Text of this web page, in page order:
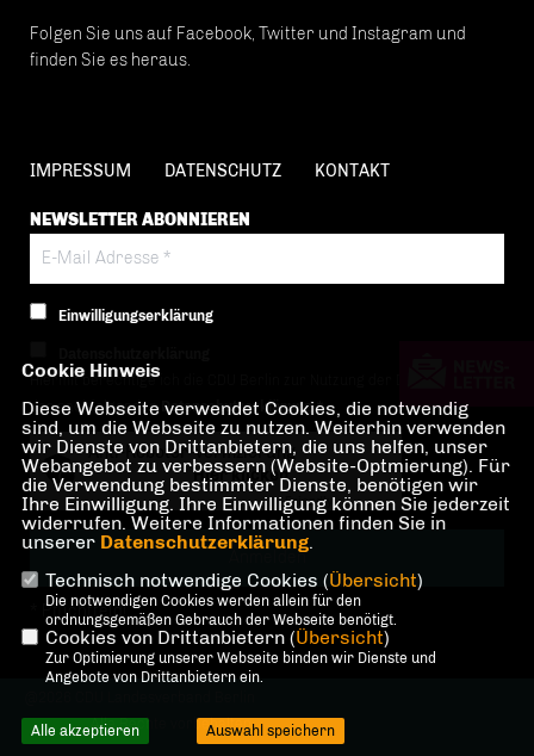
Folgen Sie uns auf Facebook, Twitter und Instagram und
finden Sie es heraus.
IMPRESSUM DATENSCHUTZ KONTAKT
NEWSLETTER ABONNIEREN
Einwilligungserklärung
Hiermit berechtige ich die CDU Berlin zur Nutzung der Daten im Sinn
der nachfolgenden Datenschutzerklärung.*
Anti-Roboter-Verifizierung
Hier klicken
Friendly Captcha ⇗
* Pflichtfeld!
Alle Rechte vorbehalten.
Cookie Hinweis
Diese Webseite verwendet Cookies, die notwendig
sind, um die Webseite zu nutzen. Weiterhin verwenden
wir Dienste von Drittanbietern, die uns helfen, unser
Webangebot zu verbessern (Website-Optmierung). Für
die Verwendung bestimmter Dienste, benötigen wir
Ihre Einwilligung. Ihre Einwilligung können Sie jederzeit
widerrufen. Weitere Informationen finden Sie in
unserer Datenschutzerklärung.
Technisch notwendige Cookies (Übersicht)
Die notwendigen Cookies werden allein für den
ordnungsgemäßen Gebrauch der Webseite benötigt.
Cookies von Drittanbietern (Übersicht)
Zur Optimierung unserer Webseite binden wir Dienste und
Angebote von Drittanbietern ein.
Alle akzeptieren Auswahl speichern